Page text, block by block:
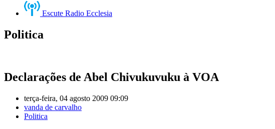
Escute Radio Ecclesia
Politica
Declarações de Abel Chivukuvuku à VOA
terça-feira, 04 agosto 2009 09:09
vanda de carvalho
Politica